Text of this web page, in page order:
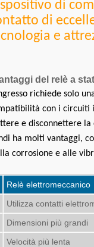
di
di
e
del relè a
richiede solo
con i circuiti
e disconnettere
ha molti vantaggi,
corrosione e alle
Relè elettromeccanico
Utilizza contatti
Dimensioni più grandi
Velocità più lenta